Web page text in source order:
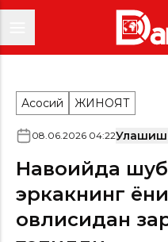
Асосий ЖИНОЯТ
08.06.2026 04:22Улашиш
Навоийда
эркакнинг
ҳовлисидан